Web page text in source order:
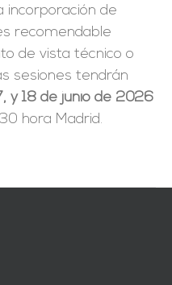
incorporación de
recomendable
de vista técnico o
sesiones tendrán
y 18 de junio de 2026
hora Madrid.